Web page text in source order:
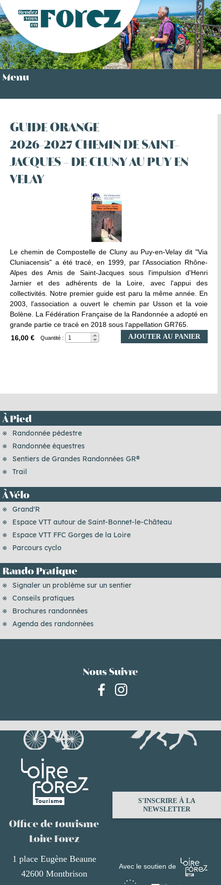
Menu
GUIDE ORANGE
2026-2027 CHEMIN DE SAINT-
JACQUES - DE CLUNY AU PUY EN
VELAY
Le chemin de Compostelle de Cluny au Puy-en-Velay dit "Via
Cluniacensis" a été tracé, en 1999, par l'Association Rhône-
Alpes des Amis de Saint-Jacques sous l'impulsion d'Henri
Jarnier et des adhérents de la Loire, avec l'appui des
collectivités. Notre premier guide est paru la même année. En
2003, l'association a ouvert le chemin par Usson et la voie
Bolène. La Fédération Française de la Randonnée a adopté en
grande partie ce tracé en 2018 sous l'appellation GR765.
16,00 €
Quantité : AJOUTER AU PANIER
À Pied
Randonnée pédestre
Randonnée équestres
Sentiers de Grandes Randonnées GR®
Trail
À Vélo
Grand'R
Espace VTT autour de Saint-Bonnet-le-Château
Espace VTT FFC Gorges de la Loire
Parcours cyclo
Rando Pratique
Signaler un problème sur un sentier
Conseils pratiques
Brochures randonnées
Agenda des randonnées
Nous Suivre
Office de tourisme
Loire Forez
1 place Eugène Beaune
42600 Montbrison
S'INSCRIRE À LA
NEWSLETTER
Avec le soutien de